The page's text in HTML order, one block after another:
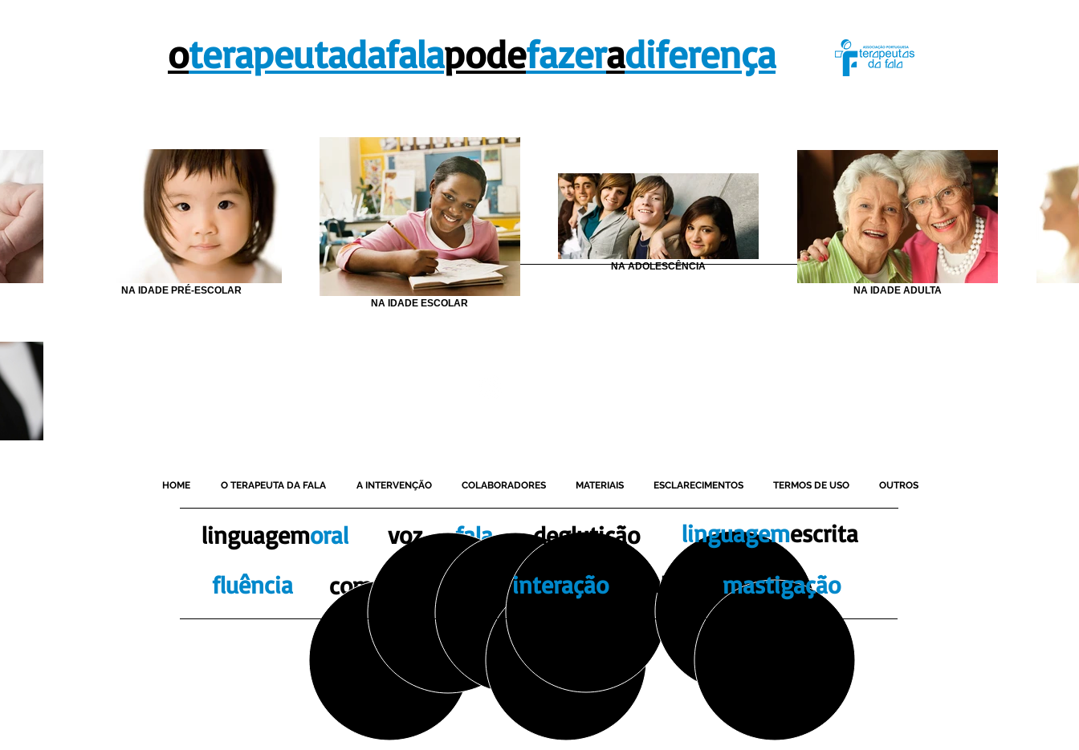
oterapeutadafalapodefazeradiferença
Todos têm potencial inexplorado
Sou um parágrafo. Clique aqui para me editar e adicionar seu texto. É fácil!
Basta clicar em "Editar Texto" ou clicar duas vezes sobre mim e você poderá
Por diversos motivos e em diferentes etapas
, um Terapeuta da
Fala pode fazer a
diferençana sua vida.
NA IDADE PRÉ-ESCOLAR
NA IDADE ESCOLAR
NA ADOLESCÊNCIA
NA IDADE ADULTA
HOME O TERAPEUTA DA FALA A INTERVENÇÃO COLABORADORES MATERIAIS ESCLARECIMENTOS TERMOS DE USO OUTROS
linguagemoral
fala
comunicação
fluência
voz deglutição linguagemescrita
interaçãosocial mastigação